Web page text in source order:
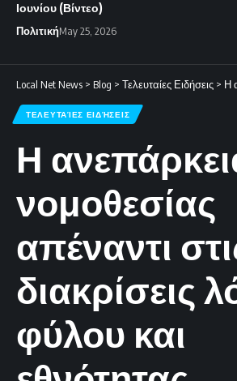
Ιουνίου (Βίντεο)
ΠολιτικήMay 25, 2026
Local Net News > Blog > Τελευταίες Ειδήσεις > Η
ΤΕΛΕΥΤΑΊΕΣ ΕΙΔΉΣΕΙΣ
Η
νομοθεσίας
απέναντι
διακρίσεις
φύλου και